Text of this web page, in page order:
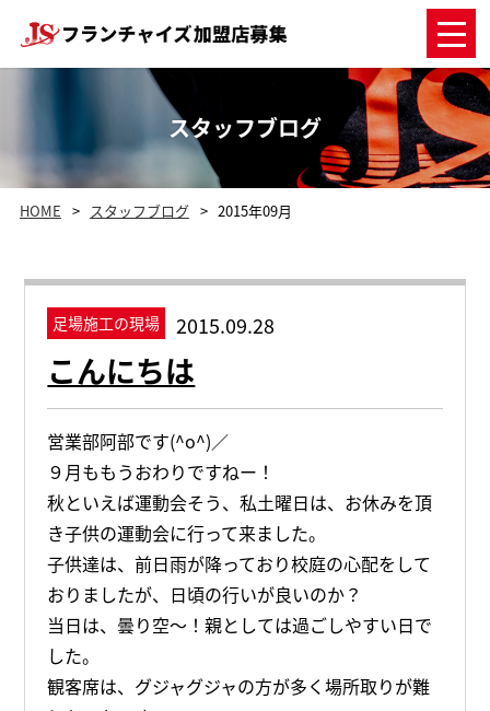
スタッフブログ
HOME スタッフブログ 2015年09月
足場施工の現場 2015.09.28
こんにちは
営業部阿部です(^o^)／
９月ももうおわりですねー！
秋といえば運動会そう、私土曜日は、お休みを頂
き子供の運動会に行って来ました。
子供達は、前日雨が降っており校庭の心配をして
おりましたが、日頃の行いが良いのか？
当日は、曇り空～！親としては過ごしやすい日で
した。
観客席は、グジャグジャの方が多く場所取りが難